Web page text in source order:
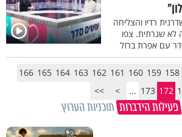
רדיו והצליחה
לא שגרתית. צפו
עם אפרת ברזל
158
159
160
161
162
163
164
165
166
172
173
...
>
>>
פעילות הידברות תוכניות הערוץ